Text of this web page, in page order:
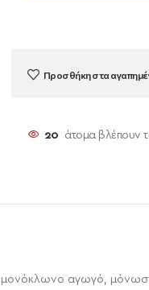
Προσθήκη στα
19 άτομα βλέπουν
μονόκλωνο αγωγό,